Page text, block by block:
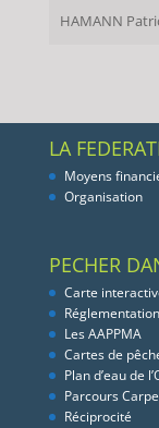
HAMANN
LA
Moyens
Organisation
PECHER
Carte
Réglementation
Les AAPPMA
Cartes de
Plan d’eau de
Parcours
Réciprocité